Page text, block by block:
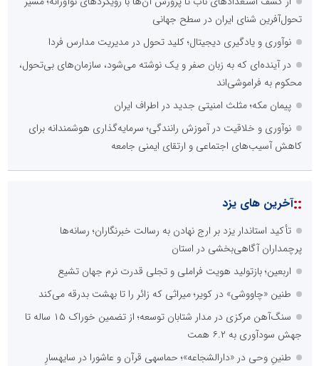
تحول‌آفرین شنای ایران در سطح جهانی
نوآوری و یادگیری دیجیتال؛ کلید تحول در مدیریت مدارس فردا
در آینده‌ای که به زبان صفر و یک نوشته می‌شود، سازمان‌های بی‌تحول،
محکوم به فراموشی‌اند
پیمان مکه؛ مثلث امنیتی جدید در اطراف ایران
نوآوری و خلاقیت در آموزش رانندگی؛ سرمایه‌گذاری هوشمندانه برای
کاهش آسیب‌های اجتماعی و ارتقای ایمنی جامعه
::آخرین های یزد
تأکید استاندار یزد بر ارج نهادن به رسالت خبرنگاران؛ رسانه‌ها
پرچمداران آگاهی‌بخشی در استان
اربعین؛ بازتولید هویت فراملی و تجلی قدرت نرم جهان تشیع
طنین «چاووشی» در کویر؛ میراثی که زائر را تا بهشت بدرقه می‌کند
سنگ‌آهن مرکزی در مدار شتابان توسعه؛ از تضمین خوراک ۱۵ ساله تا
جهش سودآوری به ۶.۲ همت
طنینِ وحی در «دارالشجاعه»؛ حماسهی قرآن و عاشورا در سایهسارِ